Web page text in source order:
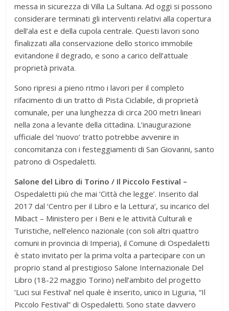
messa in sicurezza di Villa La Sultana. Ad oggi si possono
considerare terminati gli interventi relativi alla copertura
dell’ala est e della cupola centrale. Questi lavori sono
finalizzati alla conservazione dello storico immobile
evitandone il degrado, e sono a carico dell’attuale
proprietà privata.
Sono ripresi a pieno ritmo i lavori per il completo
rifacimento di un tratto di Pista Ciclabile, di proprietà
comunale, per una lunghezza di circa 200 metri lineari
nella zona a levante della cittadina. L’inaugurazione
ufficiale del ‘nuovo’ tratto potrebbe avvenire in
concomitanza con i festeggiamenti di San Giovanni, santo
patrono di Ospedaletti.
Salone del Libro di Torino / Il Piccolo Festival –
Ospedaletti più che mai ‘Città che legge’. Inserito dal
2017 dal ‘Centro per il Libro e la Lettura’, su incarico del
Mibact – Ministero per i Beni e le attività Culturali e
Turistiche, nell’elenco nazionale (con soli altri quattro
comuni in provincia di Imperia), il Comune di Ospedaletti
è stato invitato per la prima volta a partecipare con un
proprio stand al prestigioso Salone Internazionale Del
Libro (18-22 maggio Torino) nell’ambito del progetto
‘Luci sui Festival’ nel quale è inserito, unico in Liguria, “Il
Piccolo Festival” di Ospedaletti. Sono state davvero